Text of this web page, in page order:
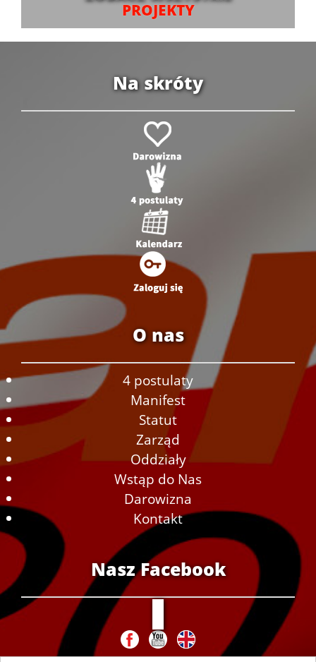
PROJEKTY
Na skróty
O nas
4 postulaty
Manifest
Statut
Zarząd
Oddziały
Wstąp do Nas
Darowizna
Kontakt
Nasz Facebook